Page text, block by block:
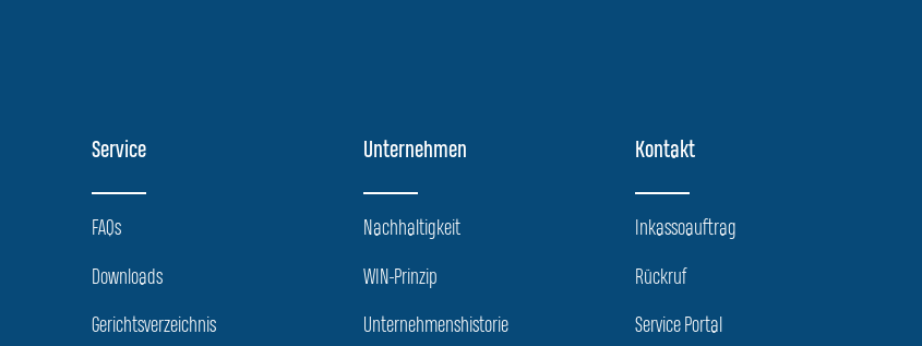
Service
FAQs
Downloads
Gerichtsverzeichnis
Unternehmen
Nachhaltigkeit
WIN-Prinzip
Unternehmenshistorie
Kontakt
Inkassoauftrag
Rückruf
Service Portal